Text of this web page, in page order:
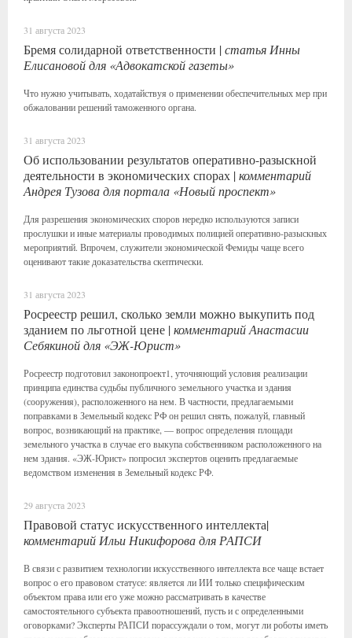
31 августа 2023
Бремя солидарной ответственности |статья Инны
Елисановой для «Адвокатской газеты»
Что нужно учитывать, ходатайствуя о применении обеспечительных мер при
обжаловании решений таможенного органа.
31 августа 2023
Об использовании результатов оперативно-разыскной
деятельности в экономических спорах |комментарий
Андрея Тузова для портала «Новый проспект»
Для разрешения экономических споров нередко используются записи
прослушки и иные материалы проводимых полицией оперативно-разыскных
мероприятий. Впрочем, служители экономической Фемиды чаще всего
оценивают такие доказательства скептически.
31 августа 2023
Росреестр решил, сколько земли можно выкупить под
зданием по льготной цене |комментарий Анастасии
Себякиной для «ЭЖ-Юрист»
Росреестр подготовил законопроект1, уточняющий условия реализации
принципа единства судьбы публичного земельного участка и здания
(сооружения), расположенного на нем. В частности, предлагаемыми
поправками в Земельный кодекс РФ он решил снять, пожалуй, главный
вопрос, возникающий на практике, — вопрос определения площади
земельного участка в случае его выкупа собственником расположенного на
нем здания. «ЭЖ-Юрист» попросил экспертов оценить предлагаемые
ведомством изменения в Земельный кодекс РФ.
29 августа 2023
Правовой статус искусственного интеллекта|
комментарий Ильи Никифорова для РАПСИ
В связи с развитием технологии искусственного интеллекта все чаще встает
вопрос о его правовом статусе: является ли ИИ только​ специфическим
объектом права или его уже​ можно рассматривать в качестве
самостоятельного субъекта правоотношений, пусть и с определенными
оговорками? Эксперты РАПСИ порассуждали о том, могут ли роботы иметь